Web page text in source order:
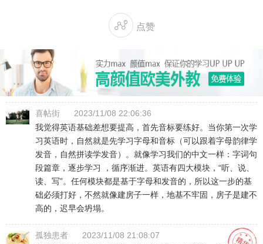
 点赞
喜帖街
2023/11/08 22:06:36
我觉得英语基础差想要提高，首先音标要练好。当你第一次学
习英语时，自然就是先学习字母和音标（可以跟着字母韵律学
发音，自然拼读学发音）。就像学习我们的中文一样：字词句
段篇章，逐步学习 ，循序渐进。英语有四大模块，“听、说、
读、写”。任何模块都是基于字母和发音的，所以这一步的基
础必须打好，不然就像建房子一样，地基不牢固，房子是建不
高的，迟早会坍塌。
孤独患者
2023/11/08 21:08:07